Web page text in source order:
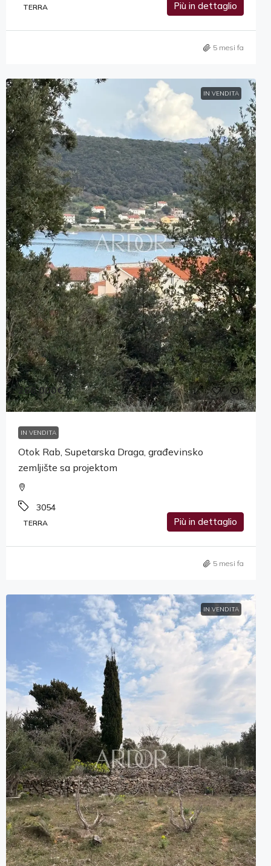
TERRA Più in dettaglio
5 mesi fa
IN VENDITA
260,000€
IN VENDITA
Otok Rab, Supetarska Draga, građevinsko
zemljište sa projektom
3054
TERRA Più in dettaglio
5 mesi fa
IN VENDITA